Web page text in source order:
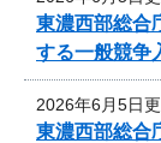
東濃西部総合
する一般競争
2026年6月5日
東濃西部総合